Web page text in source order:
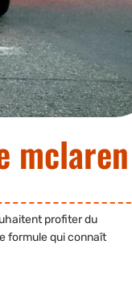
mclaren
profiter du
formule qui connaît